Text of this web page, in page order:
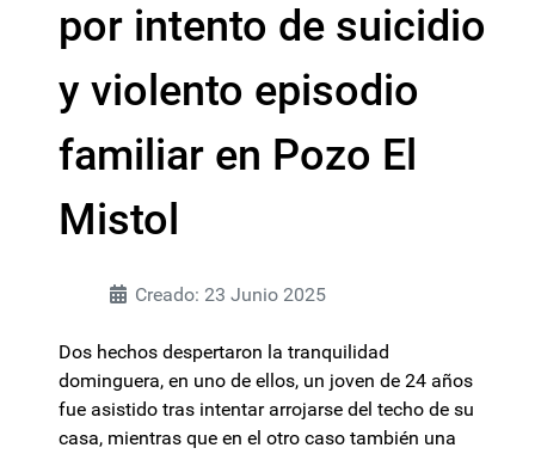
por intento de suicidio
y violento episodio
familiar en Pozo El
Mistol
Creado: 23 Junio 2025
Dos hechos despertaron la tranquilidad
dominguera, en uno de ellos, un joven de 24 años
fue asistido tras intentar arrojarse del techo de su
casa, mientras que en el otro caso también una